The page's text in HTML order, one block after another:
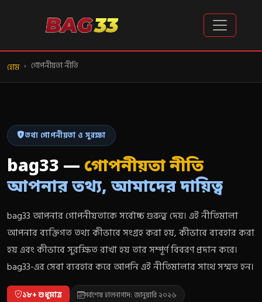
হোম গোপনীয়তা নীতি
তথ্য গোপনীয়তা ও সুরক্ষা
bag33 — গোপনীয়তা নীতি
আপনার তথ্য, আমাদের দায়িত্ব
bag33 আপনার গোপনীয়তাকে সর্বোচ্চ গুরুত্ব দেয়। এই নীতিমালা
আপনার ব্যক্তিগত তথ্য কীভাবে সংগ্রহ করা হয়, কীভাবে ব্যবহার করা
হয় এবং কীভাবে সুরক্ষিত রাখা হয় তার সম্পূর্ণ বিবরণ প্রদান করে।
bag33-এর সেবা ব্যবহার করে আপনি এই নীতিমালার সাথে সম্মত হন।
১৮+ শুধুমাত্র সর্বশেষ হালনাগাদ: জানুয়ারি ২০২৬